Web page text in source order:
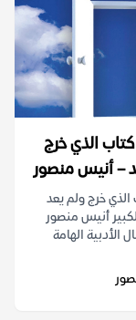
الذي خرج
– أنيس منصور
الذي خرج ولم يعد
أنيس منصور
الأدبية الهامة